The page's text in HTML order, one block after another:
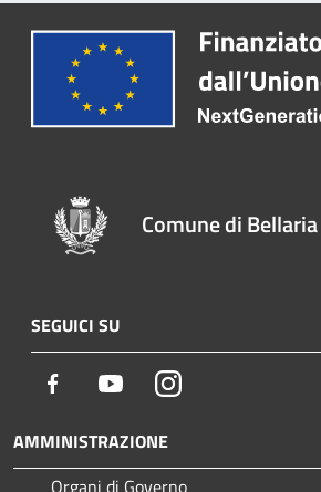
Comune di
SEGUICI SU
Facebook YoutubeInstagram
AMMINISTRAZIONE
Organi di Governo